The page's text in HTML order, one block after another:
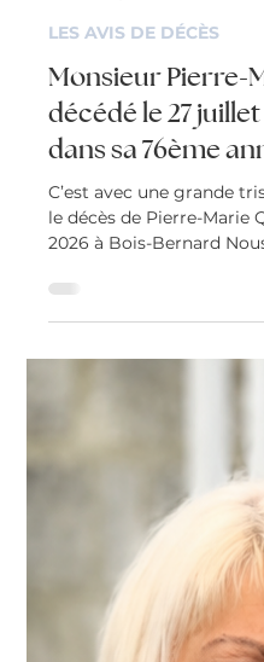
Monsieur Pierre-
décédé le 27
dans sa 76ème
C’est avec une grande
le décès de Pierre-Marie
2026 à Bois-Bernard Nous vous invitons à utiliser cet